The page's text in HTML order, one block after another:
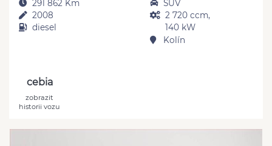
291 862 Km
2008
diesel
SUV
2 720 ccm,
140 kW
Kolín
cebia
zobrazit
historii vozu